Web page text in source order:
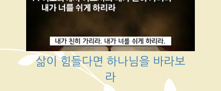
삶이 힘들다면 하나님을 바라보
라